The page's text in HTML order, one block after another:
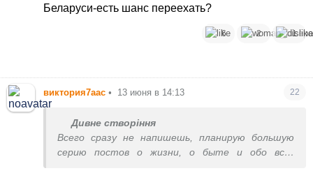
Беларуси-есть шанс переехать?
6 2 1
виктория7аас • 13 июня в 14:13 22
Дивне створіння
Всего сразу не напишешь, планирую большую
серию постов о жизни, о быте и обо всех